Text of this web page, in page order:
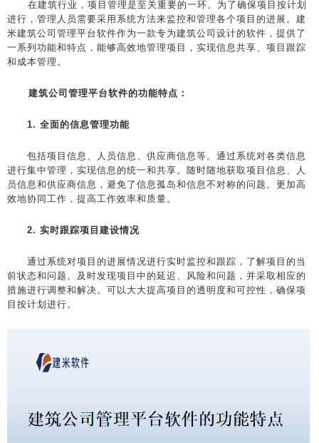
在建筑行业，项目管理是至关重要的一环。为了确保项目按计划
进行，管理人员需要采用系统方法来监控和管理各个项目的进展。建
米建筑公司管理平台软件作为一款专为建筑公司设计的软件，提供了
一系列功能和特点，能够高效地管理项目，实现信息共享、项目跟踪
和成本管理。
建筑公司管理平台软件的功能特点：
1. 全面的信息管理功能
包括项目信息、人员信息、供应商信息等。通过系统对各类信息
进行集中管理，实现信息的统一和共享。随时随地获取项目信息、人
员信息和供应商信息，避免了信息孤岛和信息不对称的问题。更加高
效地协同工作，提高工作效率和质量。
2. 实时跟踪项目建设情况
通过系统对项目的进展情况进行实时监控和跟踪，了解项目的当
前状态和问题。及时发现项目中的延迟、风险和问题，并采取相应的
措施进行调整和解决。可以大大提高项目的透明度和可控性，确保项
目按计划进行。